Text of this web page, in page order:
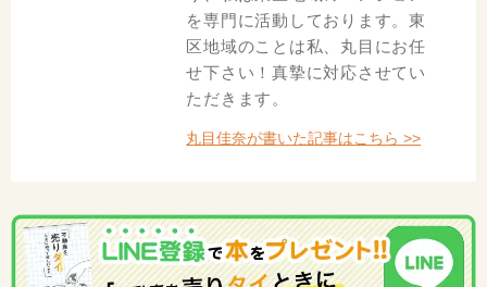
を専門に活動しております。東
区地域のことは私、丸目にお任
せ下さい！真摯に対応させてい
ただきます。
丸目佳奈が書いた記事はこちら >>